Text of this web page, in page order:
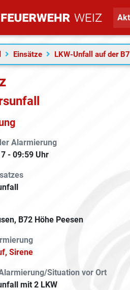
Einsätze LKW-Unfall auf der
Alarmierung
- 09:59 Uhr
B72 Höhe Peesen
Sirene
Situation vor Ort
mit 2 LKW